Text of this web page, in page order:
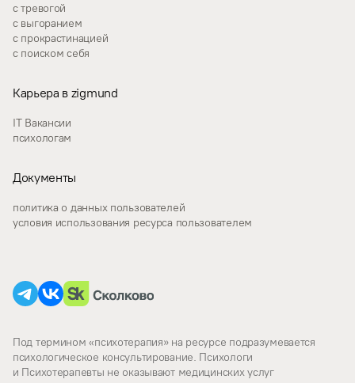
с тревогой
с выгоранием
с прокрастинацией
с поиском себя
Карьера в zigmund
IT Вакансии
психологам
Документы
политика о данных пользователей
условия использования ресурса пользователем
Под термином «психотерапия» на ресурсе подразумевается
психологическое консультирование. Психологи
и Психотерапевты не оказывают медицинских услуг